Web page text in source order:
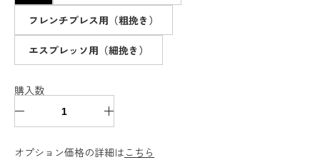
フレンチプレス用（粗挽き）
エスプレッソ用（細挽き）
購入数
オプション価格の詳細は こちら